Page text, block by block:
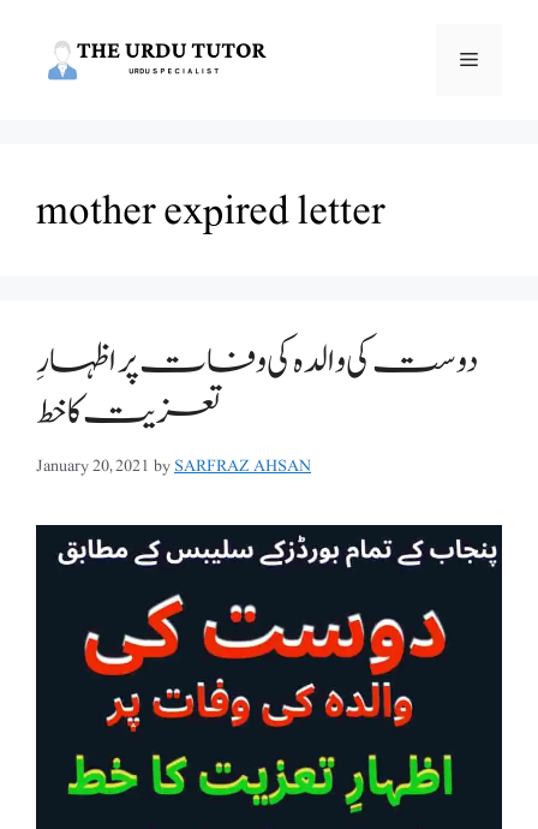
Menu
mother expired letter
دوست کی والدہ کی وفات پر اظہارِ
تعزیت کا خط
January 20, 2021 bySARFRAZ AHSAN